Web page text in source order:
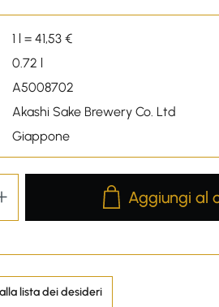
1 l = 41,53 €
0.72 l
A5008702
Akashi Sake Brewery Co. Ltd
Giappone
Product Quantity:
Aggiungi al
lista dei desideri